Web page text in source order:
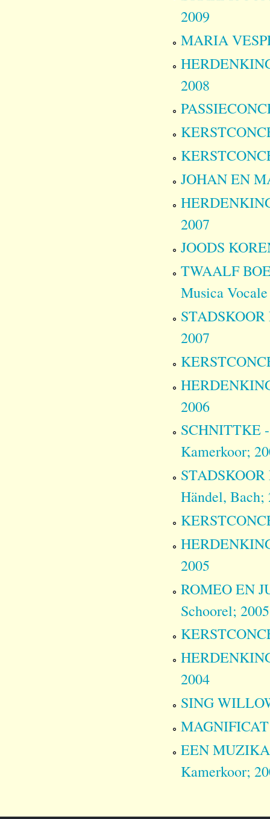
2009
MARIA
2008
JOHAN EN
2007
JOODS
TWAALF
Musica
STADSKOOR
2007
2006
SCHNITTKE -
Kamerkoor;
Händel, Bach;
2005
ROMEO EN
Schoorel; 2005
2004
SING
MAGNIFICAT
EEN
Kamerkoor;